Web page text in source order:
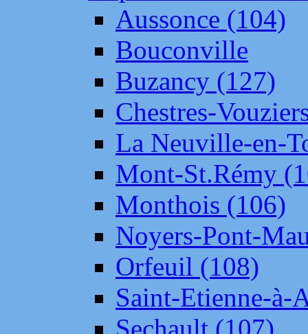
Aussonce (104)
Bouconville
Buzancy (127)
Chestres-
La Neuville-en-
Mont-St.Rémy
Monthois (106)
Noyers-Pont-
Orfeuil (108)
Saint-Etienne-à-